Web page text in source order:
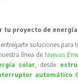
tu proyecto de
soluciones para
línea de Nuevas
solar , desde
automático